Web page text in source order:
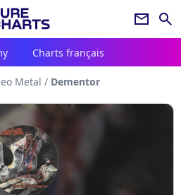
newsletter search
Charts français
Metal / Dementor